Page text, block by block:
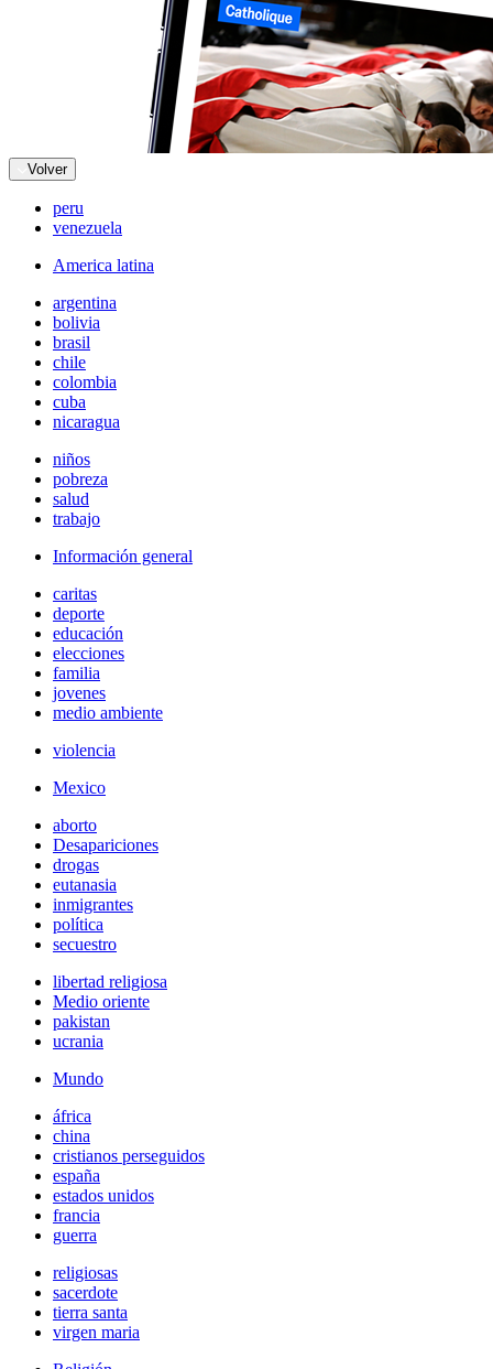
Volver
peru
venezuela
America latina
argentina
bolivia
brasil
chile
colombia
cuba
nicaragua
niños
pobreza
salud
trabajo
Información general
caritas
deporte
educación
elecciones
familia
jovenes
medio ambiente
violencia
Mexico
aborto
Desapariciones
drogas
eutanasia
inmigrantes
política
secuestro
libertad religiosa
Medio oriente
pakistan
ucrania
Mundo
áfrica
china
cristianos perseguidos
españa
estados unidos
francia
guerra
religiosas
sacerdote
tierra santa
virgen maria